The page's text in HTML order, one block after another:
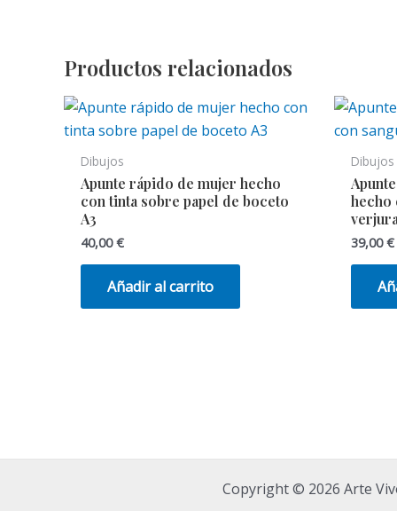
Productos relacionados
Dibujos
Apunte rápido de mujer hecho
con tinta sobre papel de boceto
A3
40,00€
Añadir al carrito
Dibujos
hecho
39,00€
Copyright © 2026 Arte